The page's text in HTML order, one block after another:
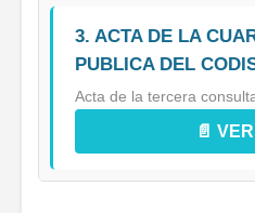
3. ACTA DE LA
PUBLICA DEL
Acta de la tercera
📄